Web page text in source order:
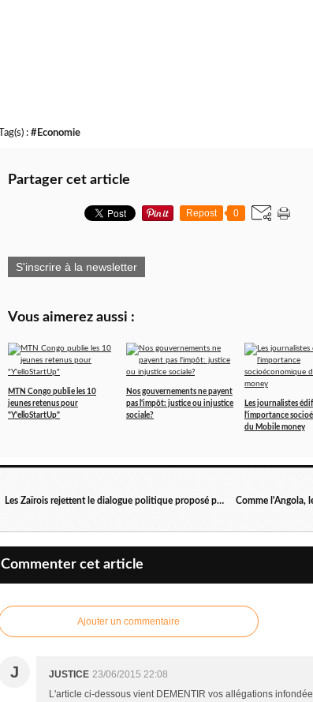
Tag(s) : #Economie
Partager cet article
Repost 0
S'inscrire à la newsletter
Vous aimerez aussi :
MTN Congo publie les 10
jeunes retenus pour
"Y'elloStartUp"
Nos gouvernements ne payent
pas l'impôt: justice ou injustice
sociale?
Les journalistes
l'importance
du Mobile money
Les Zaïrois rejettent le dialogue politique proposé par leur président!
Commenter cet article
Ajouter un commentaire
J JUSTICE 23/06/2015 22:08
L'article ci-dessous vient DEMENTIR vos allégations